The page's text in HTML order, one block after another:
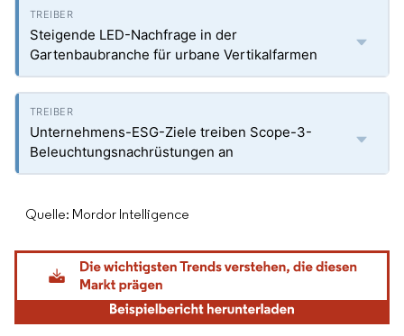
Steigende LED-Nachfrage in der
Gartenbaubranche für urbane Vertikalfarmen
Unternehmens-ESG-Ziele treiben Scope-3-
Beleuchtungsnachrüstungen an
Quelle: Mordor Intelligence